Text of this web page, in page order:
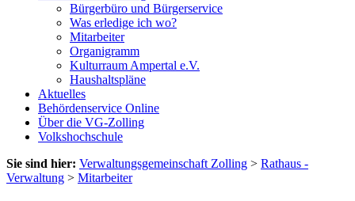
Bürgerbüro und Bürgerservice
Was erledige ich wo?
Mitarbeiter
Organigramm
Kulturraum Ampertal e.V.
Haushaltspläne
Aktuelles
Behördenservice Online
Über die VG-Zolling
Volkshochschule
Sie sind hier: Verwaltungsgemeinschaft Zolling > Rathaus -
Verwaltung > Mitarbeiter